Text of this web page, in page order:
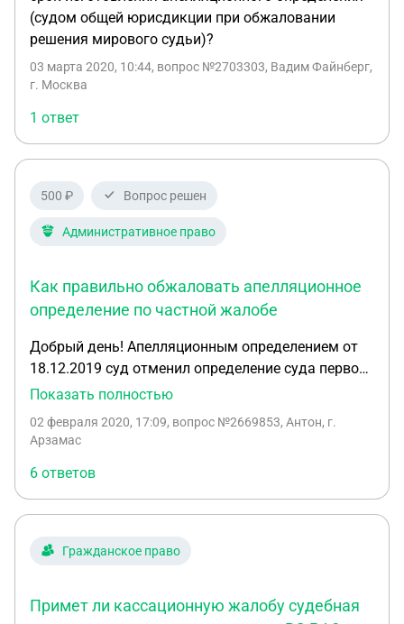
(судом общей юрисдикции при обжаловании
решения мирового судьи)?
03 марта 2020, 10:44, вопрос №2703303, Вадим Файнберг,
г. Москва
1 ответ
500 ₽ Вопрос решен
Административное право
Как правильно обжаловать апелляционное
определение по частной жалобе
Добрый день! Апелляционным определением от
18.12.2019 суд отменил определение суда первой
инстанции об отказе в предоставлении должнику
суд разрешив дело по существу предоставил
определение районного суда. Основное дело было
по КАС РФ. Суд предоставляя отсрочку сослался
на обстоятельства, которые решением суда,
вступившим в законную силу были отклонены
при разрешении самого дела, тем самым в
апелляционное определение подлежит отмене,
Показать полностью
02 февраля 2020, 17:09, вопрос №2669853, Антон, г.
Арзамас
6 ответов
Гражданское право
Примет ли кассационную жалобу судебная